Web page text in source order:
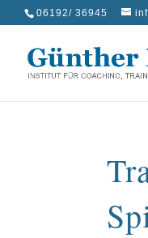
06192/ 36945